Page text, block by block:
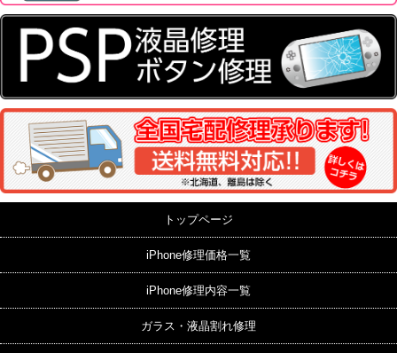
トップページ
iPhone修理価格一覧
iPhone修理内容一覧
ガラス・液晶割れ修理